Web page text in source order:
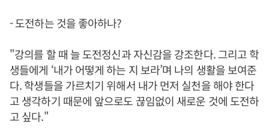
- 도전하는 것을 좋아하나?
"강의를 할 때 늘 도전정신과 자신감을 강조한다. 그리고 학
생들에게 ‘내가 어떻게 하는 지 보라’며 나의 생활을 보여준
다. 학생들을 가르치기 위해서 내가 먼저 실천을 해야 한다
고 생각하기 때문에 앞으로도 끊임없이 새로운 것에 도전하
고 싶다."